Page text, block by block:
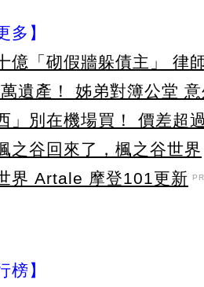
多】
億「砌假牆躲債主」 律
遺產！ 姊弟對簿公堂 意
」別在機場買！ 價差超
之谷回來了，楓之谷世界
界 Artale 摩登101更新
榜】